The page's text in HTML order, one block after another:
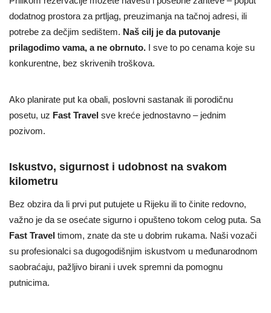
dodatnog prostora za prtljag, preuzimanja na tačnoj adresi, ili
potrebe za dečjim sedištem. Naš cilj je da putovanje
prilagodimo vama, a ne obrnuto. I sve to po cenama koje su
konkurentne, bez skrivenih troškova.
Ako planirate put ka obali, poslovni sastanak ili porodičnu
posetu, uz Fast Travel sve kreće jednostavno – jednim
pozivom.
Iskustvo, sigurnost i udobnost na svakom
kilometru
Bez obzira da li prvi put putujete u Rijeku ili to činite redovno,
važno je da se osećate sigurno i opušteno tokom celog puta. Sa
Fast Travel timom, znate da ste u dobrim rukama. Naši vozači
su profesionalci sa dugogodišnjim iskustvom u međunarodnom
saobraćaju, pažljivo birani i uvek spremni da pomognu
putnicima.